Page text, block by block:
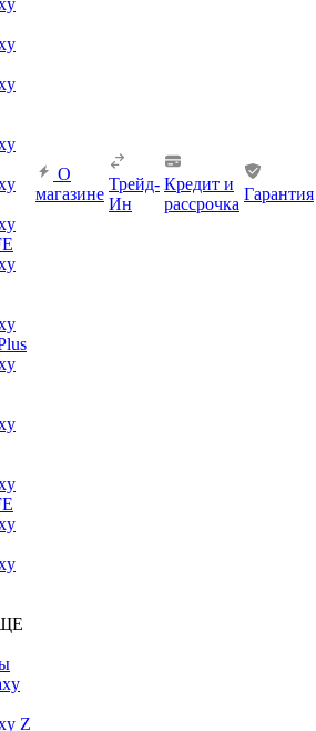
Z
О
магазине
Трейд-
Ин
Кредит и
рассрочка
Гарантия